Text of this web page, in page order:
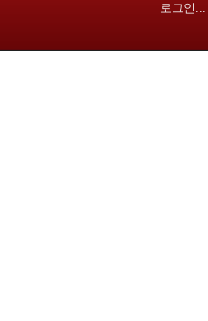
로그인...